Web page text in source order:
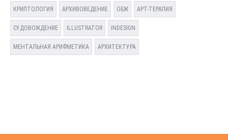
КРИПТОЛОГИЯ АРХИВОВЕДЕНИЕ ОБЖ АРТ-ТЕРАПИЯ
СУДОВОЖДЕНИЕ ILLUSTRATOR INDESIGN
МЕНТАЛЬНАЯ АРИФМЕТИКА АРХИТЕКТУРА